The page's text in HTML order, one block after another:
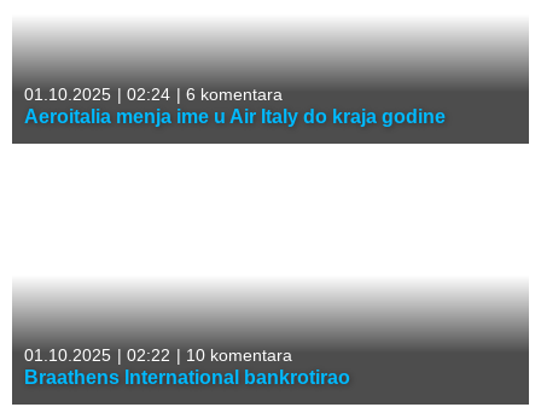
01.10.2025 | 02:24 | 6 komentara
Aeroitalia menja ime u Air Italy do kraja godine
01.10.2025 | 02:22 | 10 komentara
Braathens International bankrotirao